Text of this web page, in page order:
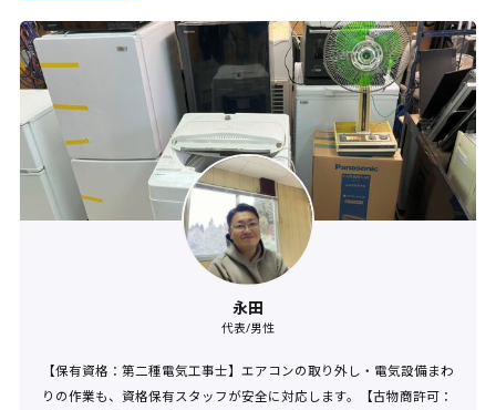
永田
代表/男性
【保有資格：第二種電気工事士】エアコンの取り外し・電気設備まわ
りの作業も、資格保有スタッフが安全に対応します。【古物商許可：